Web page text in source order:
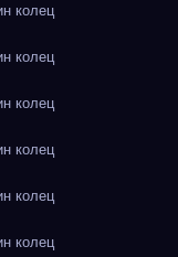
колец
колец
колец
колец
колец
колец